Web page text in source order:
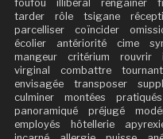
foufou
illibéral rengainer
tarder
rôle tsigane
parcelliser
coïncider
écolier
antériorité cime
mangeur
critérium rouvrir
virginal
combattre tournant
envisagée
transposer
culminer
montées pratiqués
panoramiqué
préjugé
employés
hôtellerie